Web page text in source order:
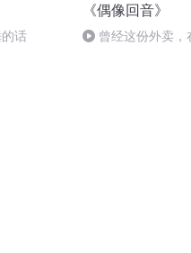
话
《偶像回音》
曾经这份外卖，